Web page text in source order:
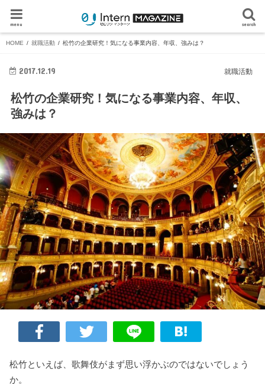
search
menu
HOME 就職活動 松竹の企業研究！気になる事業内容、年収、強みは？
就職活動
2017.12.19
松竹の企業研究！気になる事業内容、年収、
強みは？
松竹といえば、歌舞伎がまず思い浮かぶのではないでしょう
か。